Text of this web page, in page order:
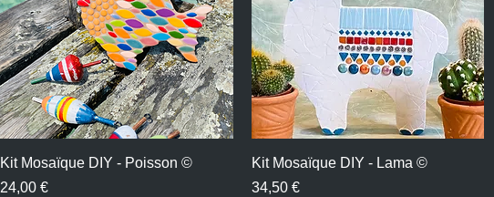
Aperçu rapide
Kit Mosaïque DIY - Poisson ©
Prix
24,00 €
Aperçu rapide
Kit Mosaïque DIY - Lama ©
Prix
34,50 €